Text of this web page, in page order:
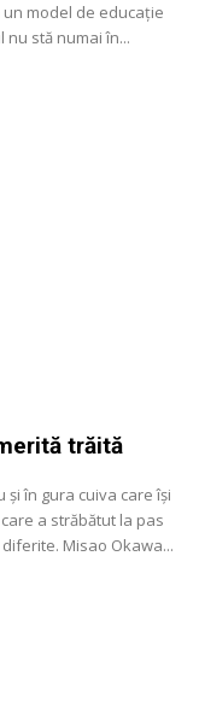
model de educaţie
stă numai în...
trăită
și în gura cuiva care își
a străbătut la pas
Misao Okawa...